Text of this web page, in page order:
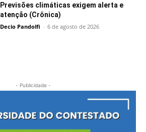
Previsões climáticas exigem alerta e
atenção (Crônica)
Decio Pandolfi - 6 de agosto de 2026
- Publicidade -